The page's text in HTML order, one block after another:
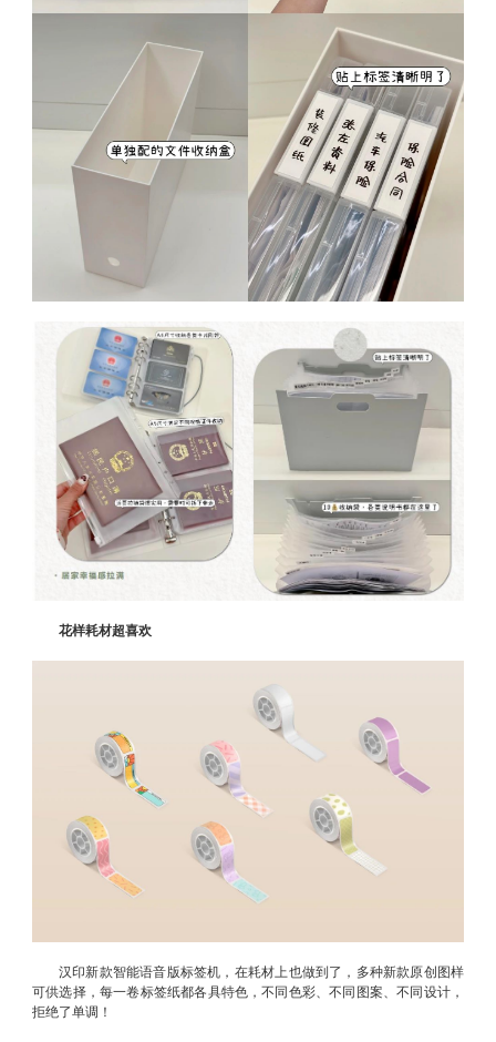
花样耗材超喜欢
汉印新款智能语音版标签机，在耗材上也做到了，多种新款原创图样
可供选择，每一卷标签纸都各具特色，不同色彩、不同图案、不同设计，
拒绝了单调！